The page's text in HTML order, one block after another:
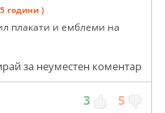
години )
плакати и емблеми на
за неуместен коментар
3 5